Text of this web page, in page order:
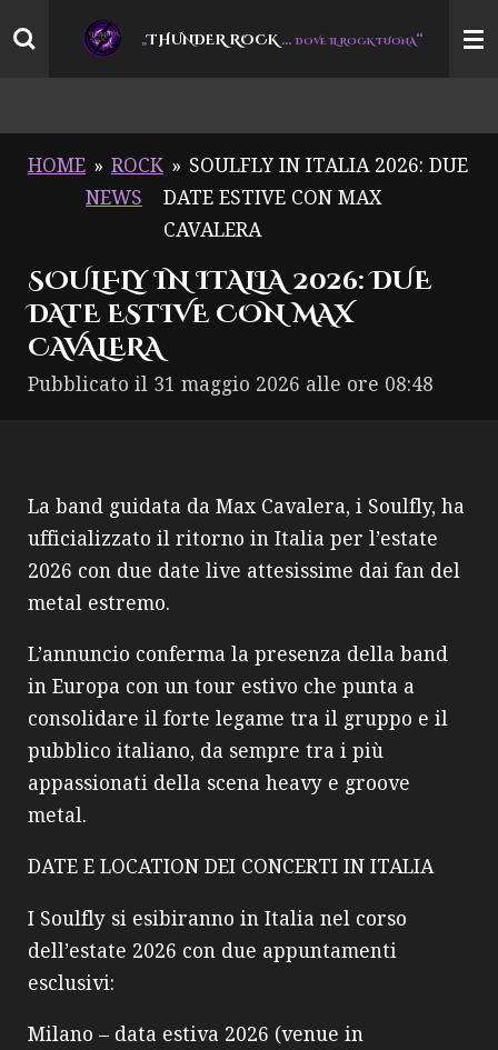
Vai
„THUNDER ROCK… DOVE IL ROCK TUONA“
HOME » ROCK
NEWS
» SOULFLY IN ITALIA 2026: DUE
DATE ESTIVE CON MAX
CAVALERA
SOULFLY IN ITALIA 2026: DUE
DATE ESTIVE CON MAX
CAVALERA
Pubblicato il 31 maggio 2026 alle ore 08:48
La band guidata da Max Cavalera, i Soulfly, ha
ufficializzato il ritorno in Italia per l’estate
2026 con due date live attesissime dai fan del
metal estremo.
L’annuncio conferma la presenza della band
in Europa con un tour estivo che punta a
consolidare il forte legame tra il gruppo e il
pubblico italiano, da sempre tra i più
appassionati della scena heavy e groove
metal.
DATE E LOCATION DEI CONCERTI IN ITALIA
I Soulfly si esibiranno in Italia nel corso
dell’estate 2026 con due appuntamenti
esclusivi:
Milano – data estiva 2026 (venue in